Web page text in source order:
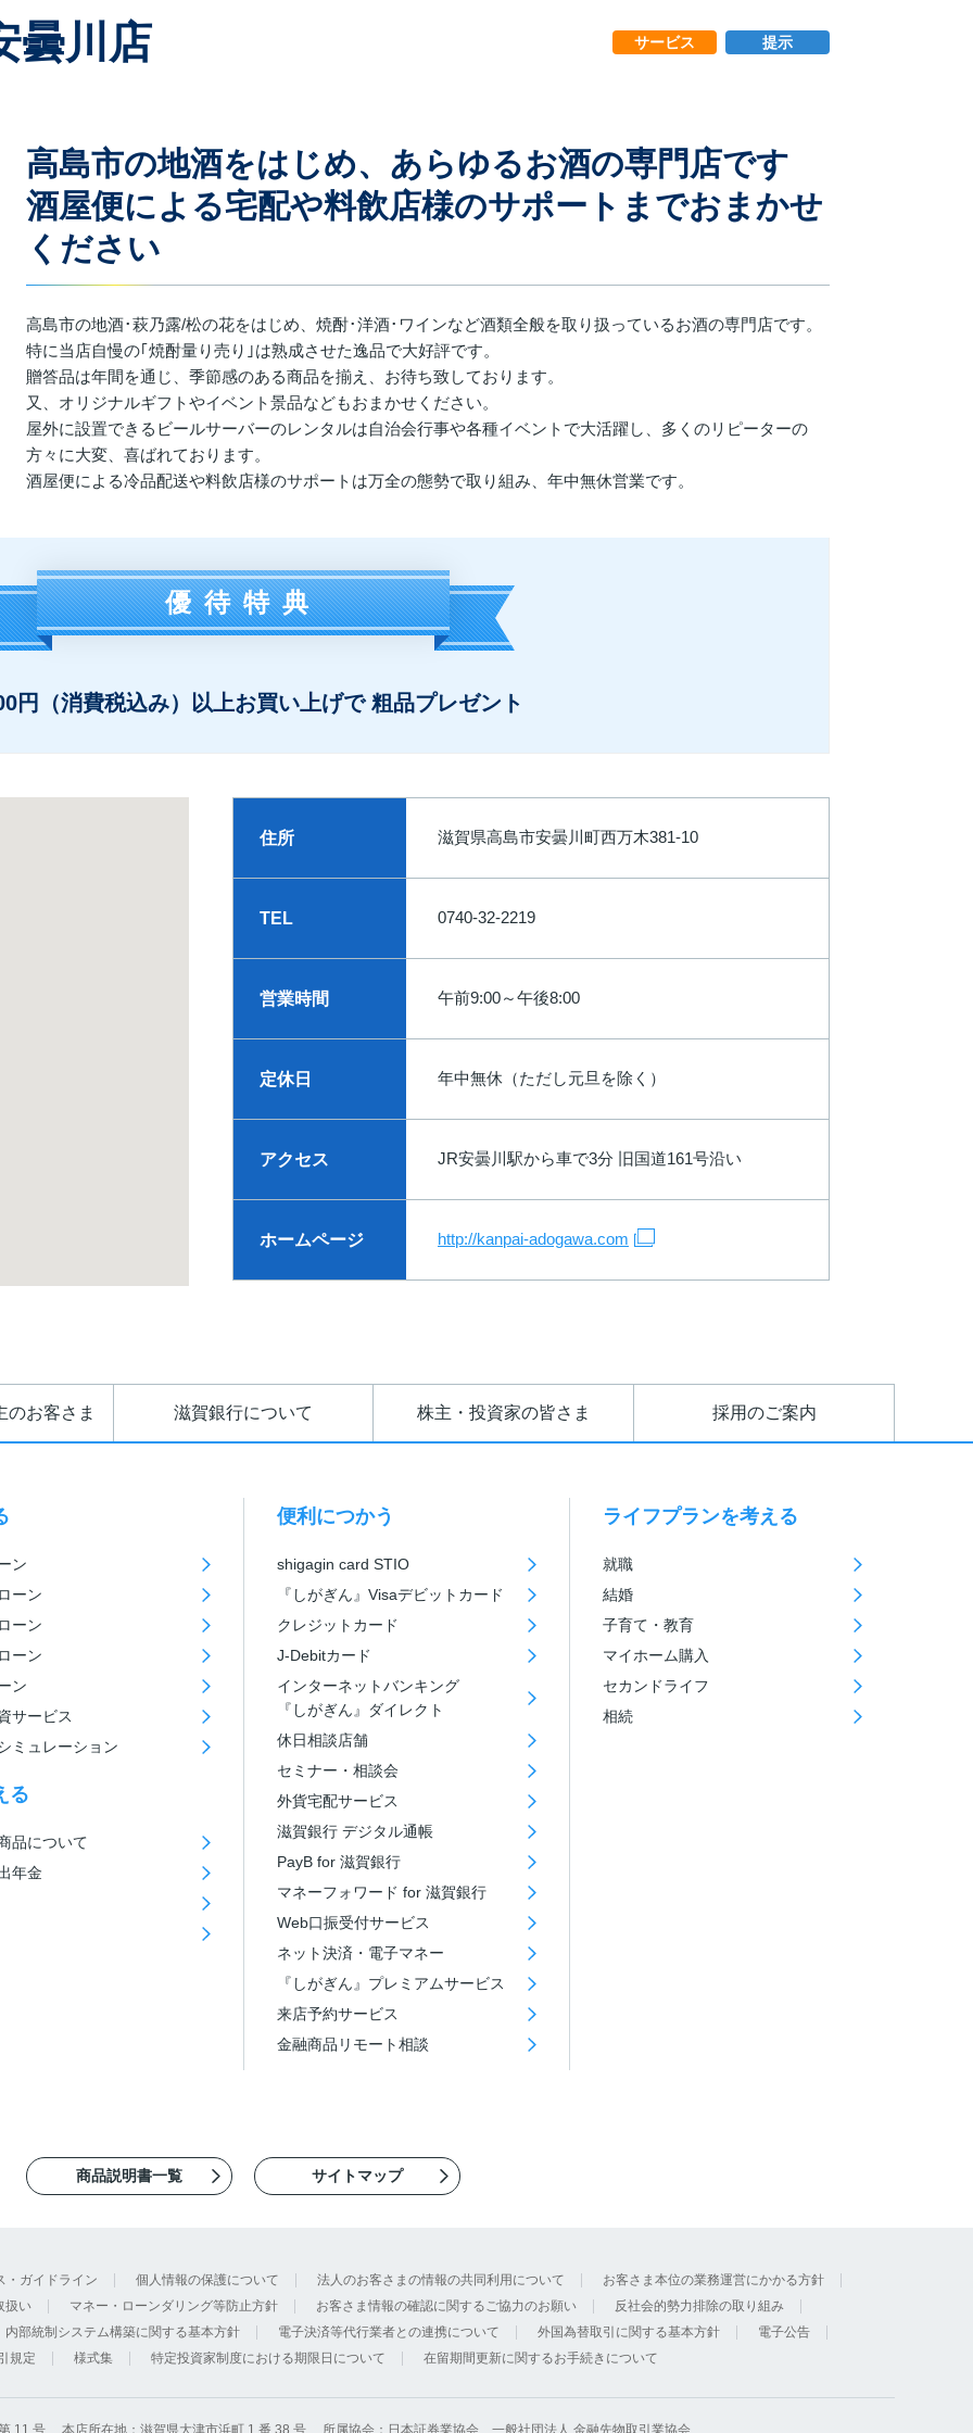
曇川店 サービス 提示
高島市の地酒をはじめ、あらゆるお酒の専門店です
酒屋便による宅配や料飲店様のサポートまでおまかせ
ください
高島市の地酒･萩乃露/松の花をはじめ、焼酎･洋酒･ワインなど酒類全般を取り扱っているお酒の専門店です。
特に当店自慢の｢焼酎量り売り｣は熟成させた逸品で大好評です。
贈答品は年間を通じ、季節感のある商品を揃え、お待ち致しております。
又、オリジナルギフトやイベント景品などもおまかせください。
屋外に設置できるビールサーバーのレンタルは自治会行事や各種イベントで大活躍し、多くのリピーターの
方々に大変、喜ばれております。
酒屋便による冷品配送や料飲店様のサポートは万全の態勢で取り組み、年中無休営業です。
優待特典
円（消費税込み）以上お買い上げで 粗品プレゼント
住所 滋賀県高島市安曇川町西万木381-10
TEL 0740-32-2219
営業時間 午前9:00～午後8:00
定休日 年中無休（ただし元旦を除く）
アクセス JR安曇川駅から車で3分 旧国道161号沿い
ホームページ http://kanpai-adogawa.com
のお客さま 滋賀銀行について 株主・投資家の皆さま 採用のご案内
ン
ーン
ーン
ーン
ン
サービス
ミュレーション
る
品について
年金
便利につかう
shigagin card STIO
『しがぎん』Visaデビットカード
クレジットカード
J-Debitカード
インターネットバンキング
『しがぎん』ダイレクト
休日相談店舗
セミナー・相談会
外貨宅配サービス
滋賀銀行 デジタル通帳
PayB for 滋賀銀行
マネーフォワード for 滋賀銀行
Web口振受付サービス
ネット決済・電子マネー
『しがぎん』プレミアムサービス
来店予約サービス
金融商品リモート相談
ライフプランを考える
就職
結婚
子育て・教育
マイホーム購入
セカンドライフ
相続
商品説明書一覧 サイトマップ
・ガイドライン 個人情報の保護について 法人のお客さまの情報の共同利用について
お客さま本位の業務運営にかかる方針
扱い
マネー・ローンダリング等防止方針 お客さま情報の確認に関するご協力のお願い
反社会的勢力排除の取り組み
内部統制システム構築に関する基本方針
電子決済等代行業者との連携について 外国為替取引に関する基本方針
電子公告
規定
様式集 特定投資家制度における期限日について 在留期間更新に関するお手続きについて
11 号 本店所在地：滋賀県大津市浜町 1 番 38 号 所属協会：日本証券業協会 一般社団法人 金融先物取引業協会